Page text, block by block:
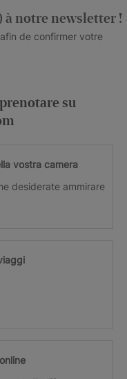
à notre newsletter !
de confirmer votre
su
vostra camera
desiderate ammirare